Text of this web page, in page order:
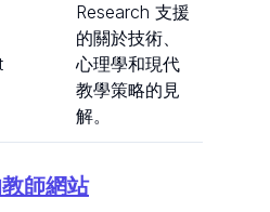
Research 支援
的關於技術、
心理學和現代
教學策略的見
解。
師網站